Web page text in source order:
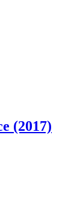
(2017)